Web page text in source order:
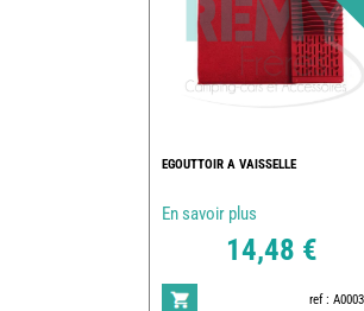
EGOUTTOIR A VAISSELLE
En savoir plus
14,48 €
ref :